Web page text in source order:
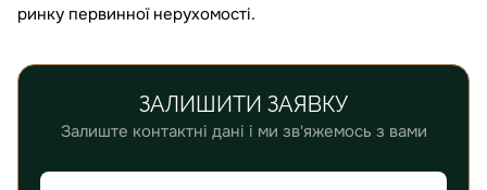
ринку первинної нерухомості.
ЗАЛИШИТИ ЗАЯВКУ
Залиште контактні дані і ми зв'яжемось з вами